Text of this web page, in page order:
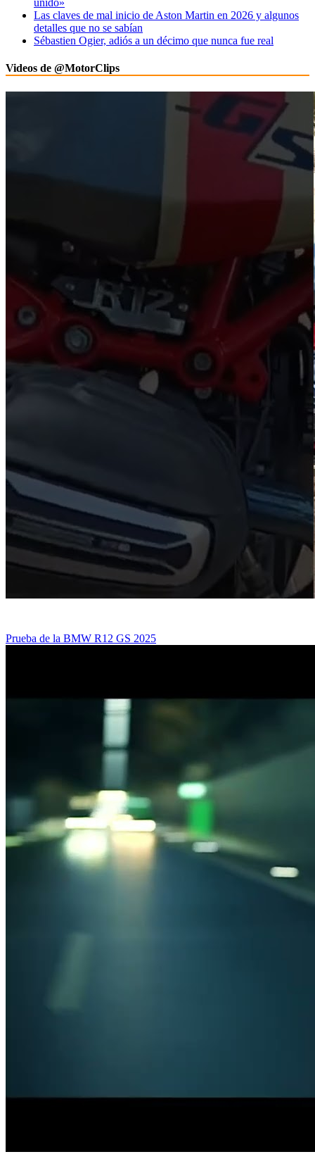
unido»
Las claves de mal inicio de Aston Martin en 2026 y algunos
detalles que no se sabían
Sébastien Ogier, adiós a un décimo que nunca fue real
Videos de @MotorClips
Prueba de la BMW R12 GS 2025